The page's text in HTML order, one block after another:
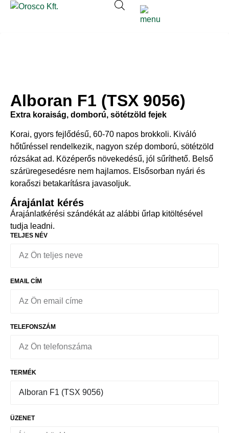
Alboran F1 (TSX 9056)
Extra koraiság, domború, sötétzöld fejek
Korai, gyors fejlődésű, 60-70 napos brokkoli. Kiváló
hőtűréssel rendelkezik, nagyon szép domború, sötétzöld
rózsákat ad. Középerős növekedésű, jól sűríthető. Belső
szárüregesedésre nem hajlamos. Elsősorban nyári és
koraőszi betakarításra javasoljuk.
Árajánlat kérés
Árajánlatkérési szándékát az alábbi űrlap kitöltésével
tudja leadni.
TELJES NÉV
EMAIL CÍM
TELEFONSZÁM
TERMÉK
ÜZENET